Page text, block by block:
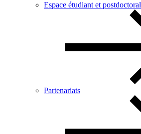
Espace étudiant et postdoctoral
Partenariats